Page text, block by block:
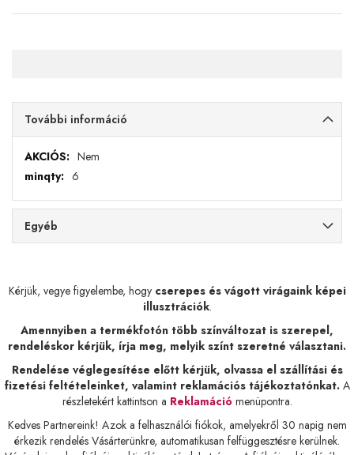
További információ
További
információ
Nem
6
Egyéb
Kérjük, vegye figyelembe, hogy cserepes és vágott virágaink képei
illusztrációk.
Amennyiben a termékfotón több színváltozat is szerepel,
rendeléskor kérjük, írja meg, melyik színt szeretné választani.
Rendelése véglegesítése előtt kérjük, olvassa el szállítási és
fizetési feltételeinket, valamint reklamációs tájékoztatónkat.A
részletekért kattintson a Reklamáció menüpontra.
Kedves Partnereink! Azok a felhasználói fiókok, amelyekről 30 napig nem
érkezik rendelés Vásárterünkre, automatikusan felfüggesztésre kerülnek.